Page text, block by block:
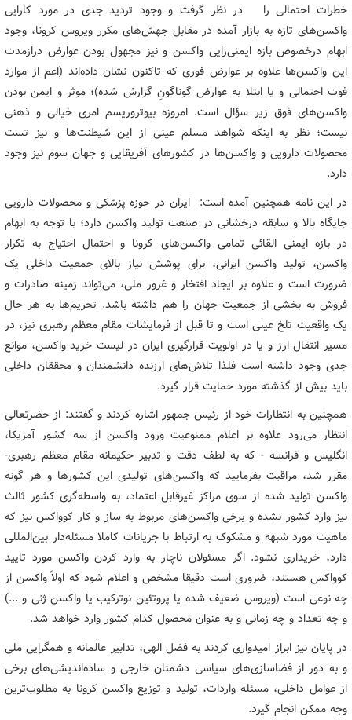
خطرات احتمالی را در نظر گرفت و وجود تردید جدی در مورد کارایی
واکسن‌های تازه به بازار آمده در مقابل جهش‌های مکرر ویروس کرونا، وجود
ابهام درخصوص بازه ایمنی‌زایی واکسن و نیز مجهول بودن عوارض درازمدت
این واکسن‌ها علاوه بر عوارض فوری که تاکنون نشان داده‌اند (اعم از موارد
فوت احتمالی و یا ابتلا به عوارض گوناگونِ گزارش شده)؛ موثر و ایمن بودن
واکسن‌های فوق زیر سؤال است. امروزه بیوتروریسم امری خیالی و ذهنی
نیست؛ نظر به اینکه شواهد مسلم عینی از این شیطنت‌ها و نیز تست
محصولات دارویی و واکسن‌ها در کشورهای آفریقایی و جهان سوم نیز وجود
دارد.
در این نامه همچنین آمده است: ایران در حوزه پزشکی و محصولات دارویی
جایگاه بالا و سابقه درخشانی در صنعت تولید واکسن دارد؛ با توجه به ابهام
در بازه ایمنی القائی تمامی واکسن‌های کرونا و احتمال احتیاج به تکرار
واکسن، تولید واکسن ایرانی، برای پوشش نیاز بالای جمعیت داخلی یک‌
ضرورت است و علاوه بر ایجاد افتخار و غرور ملی، می‌تواند زمینه صادرات و
فروش به بخشی از جمعیت جهان را هم داشته باشد. تحریم‌ها به هر حال
یک واقعیت تلخ عینی است و تا قبل از فرمایشات مقام معظم رهبری نیز، در
مسیر انتقال ارز و یا در اولویت قرارگیری ایران در لیست خرید واکسن، موانع
جدی وجود داشته است فلذا تلاش‌های ارزنده‌ دانشمندان و محققان داخلی
باید بیش از گذشته مورد حمایت قرار گیرد.
همچنین به انتظارات خود از رئیس جمهور اشاره کردند و گفتند: از حضرتعالی
انتظار می‌رود علاوه بر اعلام ممنوعیت ورود واکسن‌ از سه کشور آمریکا،
انگلیس و فرانسه - که به لطف دقت و تدبیر حکیمانه مقام معظم رهبری-
مقرر شد، مراقبت بفرمایید که واکسن‌های تولیدی این کشورها و هر گونه
واکسن تولید شده از سوی مراکز غیرقابل اعتماد، به واسطه‌گری کشور ثالث
نیز وارد کشور نشده و برخی واکسن‌های مربوط به ساز و کار کوواکس نیز که
ماهیت مورد شبهه و مشکوک به ارتباط با جریانات کاملا مسئله‌دار بین‌المللی
دارد، خریداری نشود. اگر مسئولان ناچار به وارد کردن واکسن مورد تایید
کوواکس هستند، ضروری است دقیقا مشخص و اعلام شود که اولاً واکسن از
چه نوعی است (ویروس ضعیف شده یا پروتئین نوترکیب یا واکسن ژنی و ...)
و چه تعداد و چه زمانی و به عنوان محصول کدام کشور وارد خواهد شد.
در پایان نیز ابراز امیدواری کردند به فضل الهی، تدابیر عالمانه و همگرایی ملی
و به دور از فضاسازی‌های سیاسی دشمنان خارجی و ساده‌اندیشی‌های برخی
از عوامل داخلی، مسئله واردات، تولید و توزیع واکسن کرونا به مطلوب‌ترین
وجه ممکن انجام گیرد.